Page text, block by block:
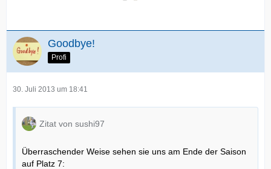
Goodbye!
Profi
30. Juli 2013 um 18:41
Zitat von sushi97
Überraschender Weise sehen sie uns am Ende der Saison
auf Platz 7: